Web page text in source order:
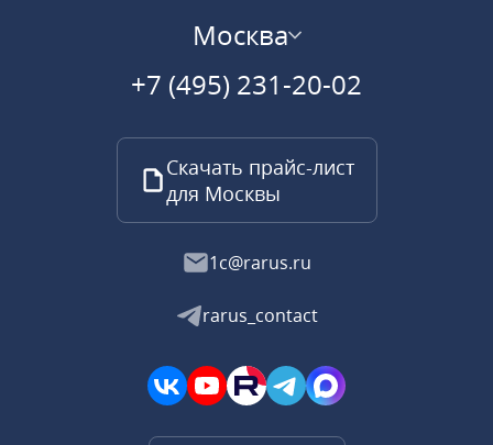
Москва
+7 (495) 231-20-02
Скачать прайс-лист
для Москвы
1c@rarus.ru
rarus_contact